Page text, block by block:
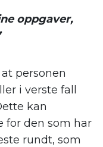
oppgaver,
personen
i verste fall
kan
for den som har
rundt, som